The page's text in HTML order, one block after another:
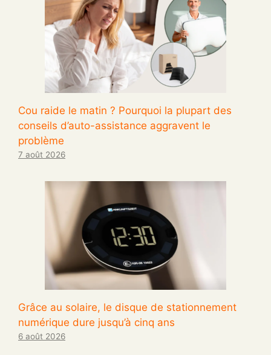
Cou raide le matin ? Pourquoi la plupart des
conseils d’auto-assistance aggravent le
problème
7 août 2026
Grâce au solaire, le disque de stationnement
numérique dure jusqu’à cinq ans
6 août 2026